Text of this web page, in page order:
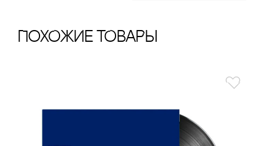
ПохОжИе тОваРы